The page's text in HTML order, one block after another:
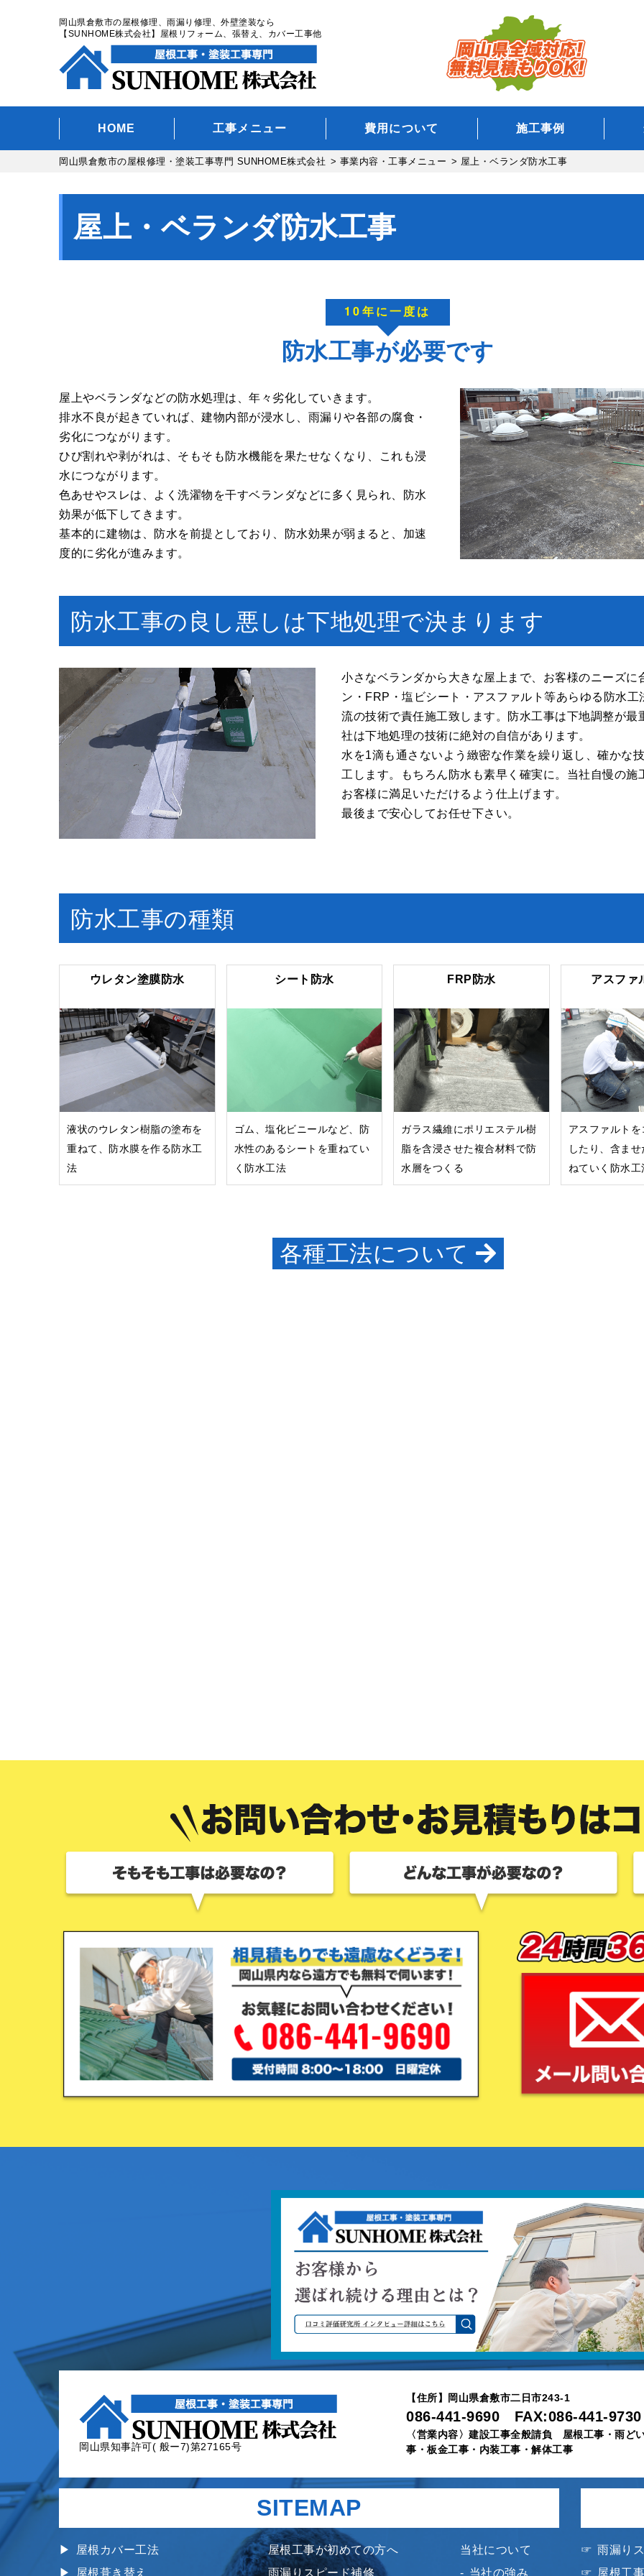
岡山県倉敷市の屋根修理、雨漏り修理、外壁塗装なら
【SUNHOME株式会社】屋根リフォーム、張替え、カバー工事他
HOME 工事メニュー 費用について 施工事例
岡山県倉敷市の屋根修理・塗装工事専門 SUNHOME株式会社 > 事業内容・工事メニュー > 屋上・ベランダ防水工事
屋上・ベランダ防水工事
10年に一度は
防水工事が必要です
屋上やベランダなどの防水処理は、年々劣化していきます。
排水不良 が起きていれば、建物内部が浸水し、雨漏りや各部の腐食・
劣化につながります。
ひび割れや剥がれは、そもそも防水機能を果たせなくなり、これも浸
水につながります。
色あせやスレは、よく洗濯物を干すベランダなどに多く見られ、防水
効果が低下してきます。
基本的に建物は、防水を前提としており、防水効果が弱まると、加速
度的に劣化が進みます。
防水工事の良し悪しは下地処理で決まります
小さなベランダから大きな屋上まで、お客様のニーズに
ン・FRP・塩ビシート・アスファルト等あらゆる防水工
流の技術で責任施工致します。防水工事は下地調整が最
社は下地処理の技術に絶対の自信があります。
水を1滴も通さないよう緻密な作業を繰り返し、確かな
工します。もちろん防水も素早く確実に。当社自慢の施
お客様に満足いただけるよう仕上げます。
最後まで安心してお任せ下さい。
防水工事の種類
ウレタン塗膜防水
液状のウレタン樹脂の塗布を
重ねて、防水膜を作る防水工
法
シート防水
ゴム、塩化ビニールなど、防
水性のあるシートを重ねてい
く防水工法
FRP防水
ガラス繊維にポリエステル樹
脂を含浸させた複合材料で防
水層をつくる
アスファ
アスファルト
したり、含ま
ねていく防水工
各種工法について
岡山県知事許可( 般ー7)第27165号
【住所】岡山県倉敷市二日市243-1
086-441-9690 FAX:086-441-9730
〈営業内容〉建設工事全般請負 屋根工事・雨ど
事・板金工事・内装工事・解体工事
SITEMAP
屋根カバー工法
屋根葺き替え
屋根工事が初めての方へ
雨漏りスピード補修
当社について
当社の強み
雨漏り
屋根工